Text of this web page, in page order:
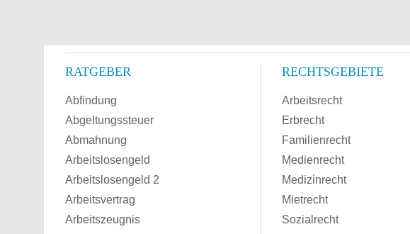
RATGEBER
Abfindung
Abgeltungssteuer
Abmahnung
Arbeitslosengeld
Arbeitslosengeld 2
Arbeitsvertrag
Arbeitszeugnis
RECHTSGEBIETE
Arbeitsrecht
Erbrecht
Familienrecht
Medienrecht
Medizinrecht
Mietrecht
Sozialrecht